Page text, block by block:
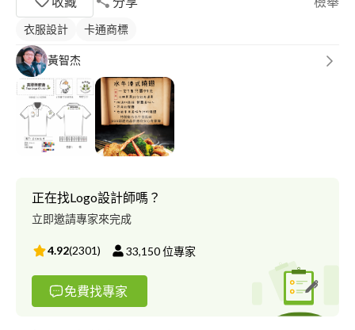
衣服設計 卡通商標
黃智杰
正在找Logo設計師嗎？
立即邀請專家來完成
4.92(2301) 33,150位專家
免費找專家